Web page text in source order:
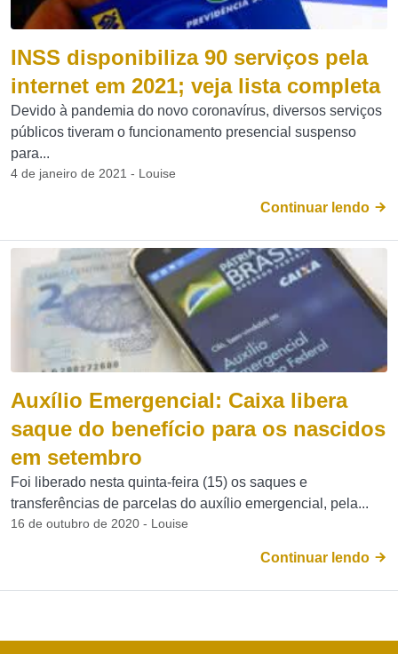
INSS disponibiliza 90 serviços pela
internet em 2021; veja lista completa
Devido à pandemia do novo coronavírus, diversos serviços
públicos tiveram o funcionamento presencial suspenso
para...
4 de janeiro de 2021 - Louise
Continuar lendo
Auxílio Emergencial: Caixa libera
saque do benefício para os nascidos
em setembro
Foi liberado nesta quinta-feira (15) os saques e
transferências de parcelas do auxílio emergencial, pela...
16 de outubro de 2020 - Louise
Continuar lendo